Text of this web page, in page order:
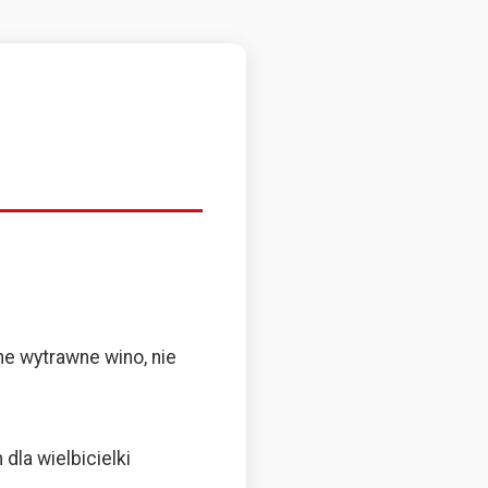
wytrawne wino, nie
dla wielbicielki